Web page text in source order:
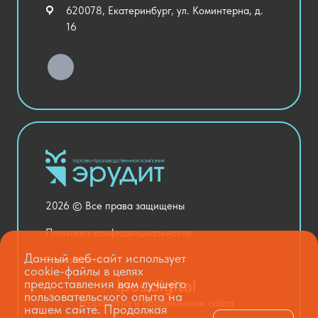
Уличное оборудование
Хозяйственные Товары
Столовая и пищеблок
Оснащение кабинетов
Медицинский кабинет
Национальные проекты
620078, Екатеринбург, ул. Коминтерна, д.
16
2026 © Все права защищены
Политика конфиденциальности
Карта сайта
Разработка и продвижение сайта
Данный веб-сайт использует
cookie-файлы в целях
предоставления вам лучшего
пользовательского опыта на
нашем сайте. Продолжая